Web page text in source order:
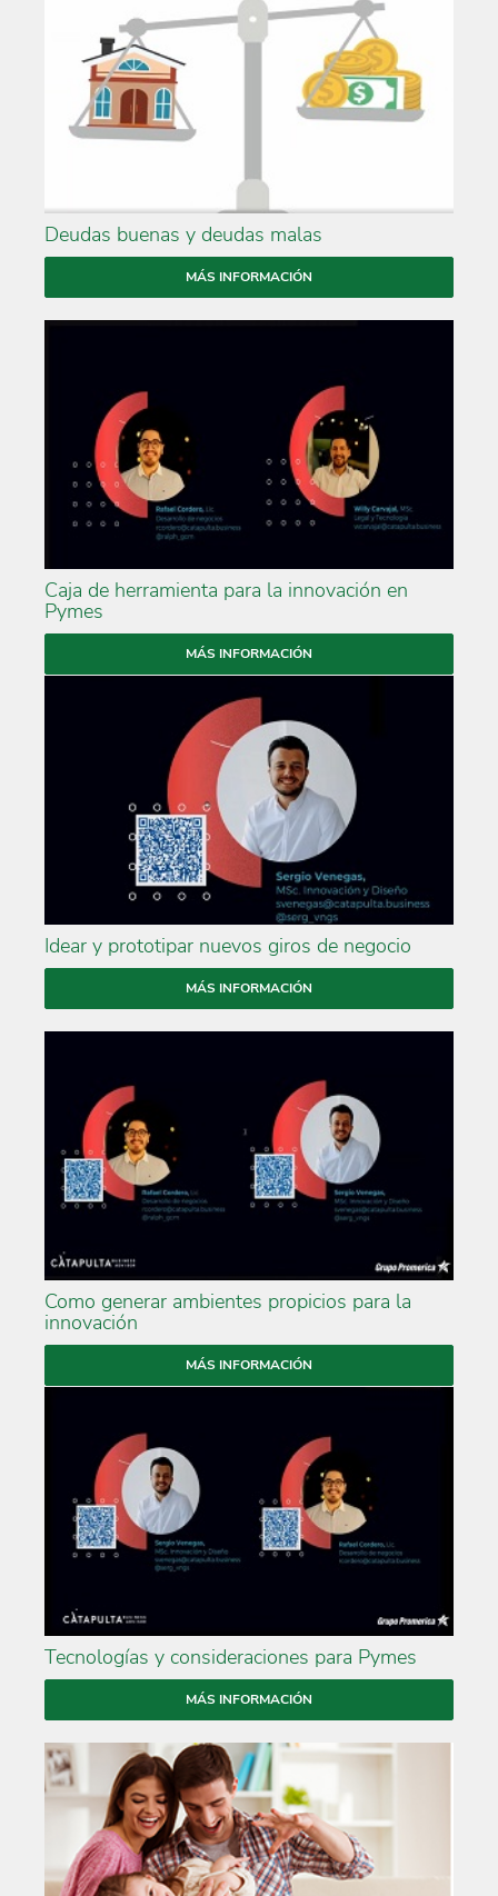
Deudas buenas y deudas malas
MÁS INFORMACIÓN
Caja de herramienta para la innovación en
Pymes
MÁS INFORMACIÓN
Idear y prototipar nuevos giros de negocio
MÁS INFORMACIÓN
Como generar ambientes propicios para la
innovación
MÁS INFORMACIÓN
Tecnologías y consideraciones para Pymes
MÁS INFORMACIÓN